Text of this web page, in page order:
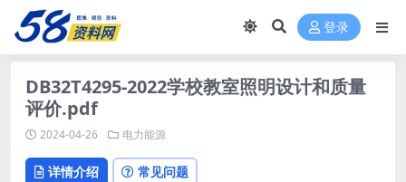
登录
DB32T4295-2022学校教室照明设计和质量
评价.pdf
2024-04-26 电力能源
详情介绍 常见问题